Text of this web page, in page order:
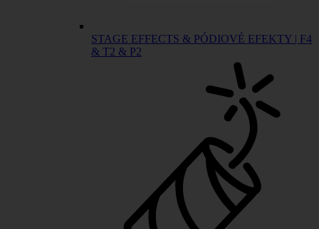
STAGE EFFECTS & PÓDIOVÉ EFEKTY | F4
& T2 & P2